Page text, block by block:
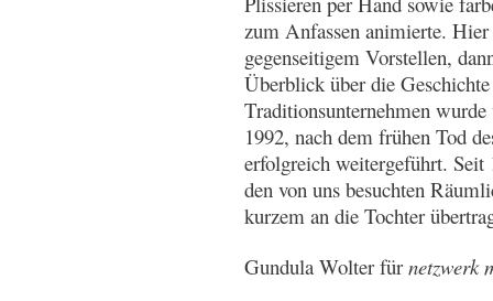
zum Anfassen animierte.
gegenseitigem Vorstellen,
Überblick über die
Traditionsunternehmen
1992, nach dem frühen Tod
erfolgreich weitergeführt. Seit
den von uns besuchten
kurzem an die Tochter
Gundula Wolter fürnetzwerk